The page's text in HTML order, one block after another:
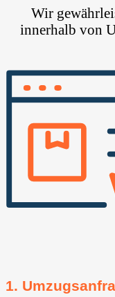
Wir
innerhalb von
1.